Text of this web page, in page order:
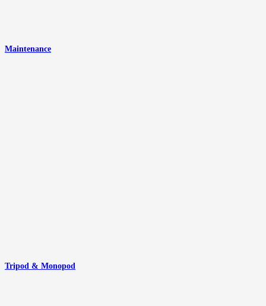
Maintenance
Tripod & Monopod